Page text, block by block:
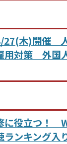
27(木)開催
用対策 外国
に役立つ！
ンキング入